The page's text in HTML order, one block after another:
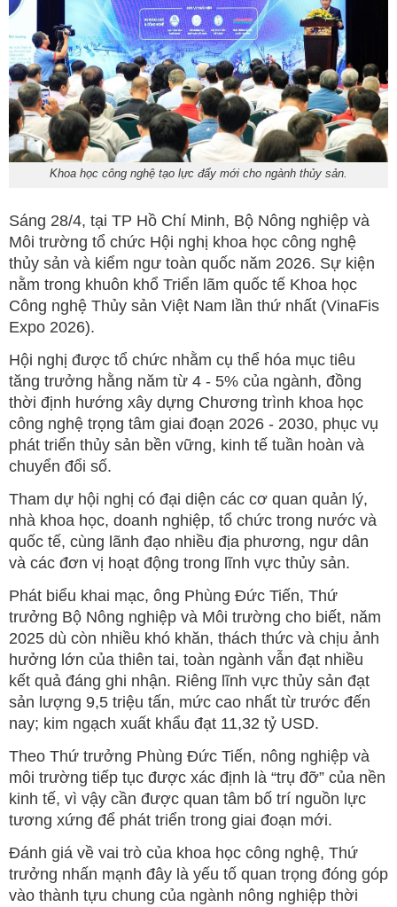
Khoa học công nghệ tạo lực đẩy mới cho ngành thủy sản.
Sáng 28/4, tại TP Hồ Chí Minh, Bộ Nông nghiệp và
Môi trường tổ chức Hội nghị khoa học công nghệ
thủy sản và kiểm ngư toàn quốc năm 2026. Sự kiện
nằm trong khuôn khổ Triển lãm quốc tế Khoa học
Công nghệ Thủy sản Việt Nam lần thứ nhất (VinaFis
Expo 2026).
Hội nghị được tổ chức nhằm cụ thể hóa mục tiêu
tăng trưởng hằng năm từ 4 - 5% của ngành, đồng
thời định hướng xây dựng Chương trình khoa học
công nghệ trọng tâm giai đoạn 2026 - 2030, phục vụ
phát triển thủy sản bền vững, kinh tế tuần hoàn và
chuyển đổi số.
Tham dự hội nghị có đại diện các cơ quan quản lý,
nhà khoa học, doanh nghiệp, tổ chức trong nước và
quốc tế, cùng lãnh đạo nhiều địa phương, ngư dân
và các đơn vị hoạt động trong lĩnh vực thủy sản.
Phát biểu khai mạc, ông Phùng Đức Tiến, Thứ
trưởng Bộ Nông nghiệp và Môi trường cho biết, năm
2025 dù còn nhiều khó khăn, thách thức và chịu ảnh
hưởng lớn của thiên tai, toàn ngành vẫn đạt nhiều
kết quả đáng ghi nhận. Riêng lĩnh vực thủy sản đạt
sản lượng 9,5 triệu tấn, mức cao nhất từ trước đến
nay; kim ngạch xuất khẩu đạt 11,32 tỷ USD.
Theo Thứ trưởng Phùng Đức Tiến, nông nghiệp và
môi trường tiếp tục được xác định là “trụ đỡ” của nền
kinh tế, vì vậy cần được quan tâm bố trí nguồn lực
tương xứng để phát triển trong giai đoạn mới.
Đánh giá về vai trò của khoa học công nghệ, Thứ
trưởng nhấn mạnh đây là yếu tố quan trọng đóng góp
vào thành tựu chung của ngành nông nghiệp thời